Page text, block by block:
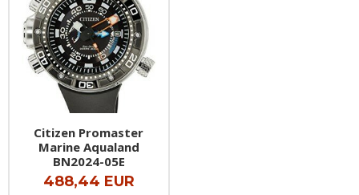
Citizen Promaster
Marine Aqualand
BN2024-05E
488,44 EUR